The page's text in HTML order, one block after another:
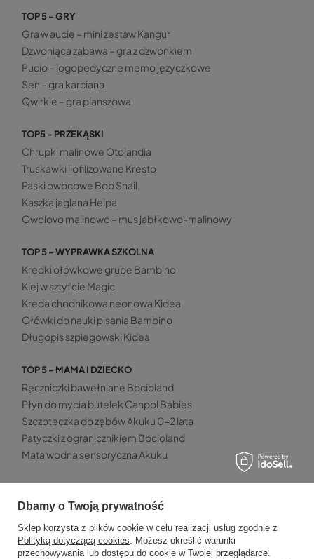
TOP 5 - GRY
Gra w aucie – mini zestaw Kangur
Dzwoniąca zabawa – gra z dzwonkiem
Pucio – logopedyczne memo języczkowe
Sen – gra karciana
Qwirkle – gra planszowa
TOP5 - PRZEKĄSKI
Chrupki malinowe Otolandia
Truskawki liofilizowane Kresto
Paski owocowe Bob Snail
Kaszka jaglana Helpa
Owolovo malinowo – mus jabłkowo-malinowy
TOP 5 - WYPRAWKA SZKOLNA
Kredki ołówkowe grube Bambino
Klej w sztyfcie Magic
Kreda chodnikowa neonowa Kidea
Ołówki do nauki pisania Bambino
Długopis szpiegowski Kidea
TOP 5 - MAMA I DZIECKO
Ręczniczki bawełniane Bocioland
Płyn do mycia butelek Canpol Babies
Szczoteczka do zębów Akuku 0-2 lata
Patyczki z ogranicznikiem Bocioland
Mata wodna sensoryczna Akuku
Status zamówienia
Dbamy o Twoją prywatność
Sklep korzysta z plików cookie w celu realizacji usług zgodnie z
Polityką dotyczącą cookies. Możesz określić warunki
przechowywania lub dostępu do cookie w Twojej przeglądarce.